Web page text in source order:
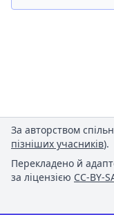
За авторством
пізніших учасників).
Перекладено й
за ліцензією CC-BY-